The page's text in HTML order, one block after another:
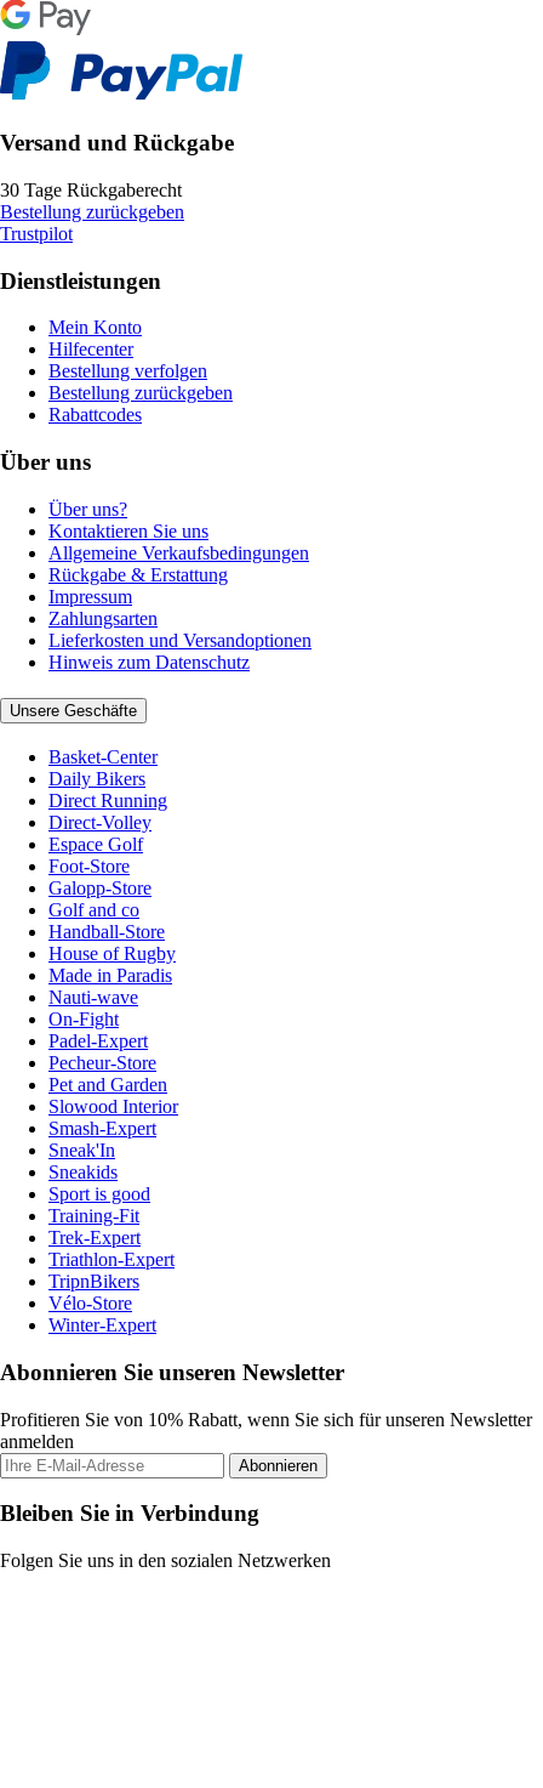
Versand und Rückgabe
30 Tage Rückgaberecht
Bestellung zurückgeben
Trustpilot
Dienstleistungen
Mein Konto
Hilfecenter
Bestellung verfolgen
Bestellung zurückgeben
Rabattcodes
Über uns
Über uns?
Kontaktieren Sie uns
Allgemeine Verkaufsbedingungen
Rückgabe & Erstattung
Impressum
Zahlungsarten
Lieferkosten und Versandoptionen
Hinweis zum Datenschutz
Unsere Geschäfte
Basket-Center
Daily Bikers
Direct Running
Direct-Volley
Espace Golf
Foot-Store
Galopp-Store
Golf and co
Handball-Store
House of Rugby
Made in Paradis
Nauti-wave
On-Fight
Padel-Expert
Pecheur-Store
Pet and Garden
Slowood Interior
Smash-Expert
Sneak'In
Sneakids
Sport is good
Training-Fit
Trek-Expert
Triathlon-Expert
TripnBikers
Vélo-Store
Winter-Expert
Abonnieren Sie unseren Newsletter
Profitieren Sie von 10% Rabatt, wenn Sie sich für unseren Newsletter
anmelden
Abonnieren
Bleiben Sie in Verbindung
Folgen Sie uns in den sozialen Netzwerken